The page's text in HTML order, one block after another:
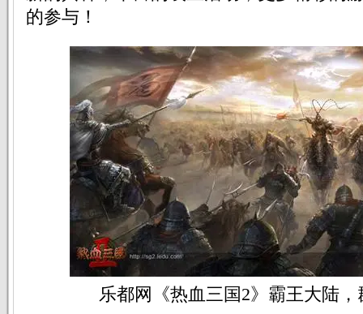
的参与！
乐都网《热血三国2》霸王大陆，